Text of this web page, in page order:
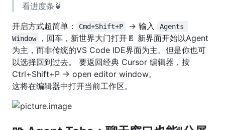
看进度条🍵
开启方式超简单：
Cmd+Shift+P → 输入
Agents
Window
，回车，新世界大门打开🚪 新界面开始以Agent
为主，而非传统的VS Code IDE界面为主。但是你也可
以选择回到过去。 要返回经典 Cursor 编辑器，按
Ctrl+Shift+P → open editor window。
这将在编辑器中打开当前工作区。